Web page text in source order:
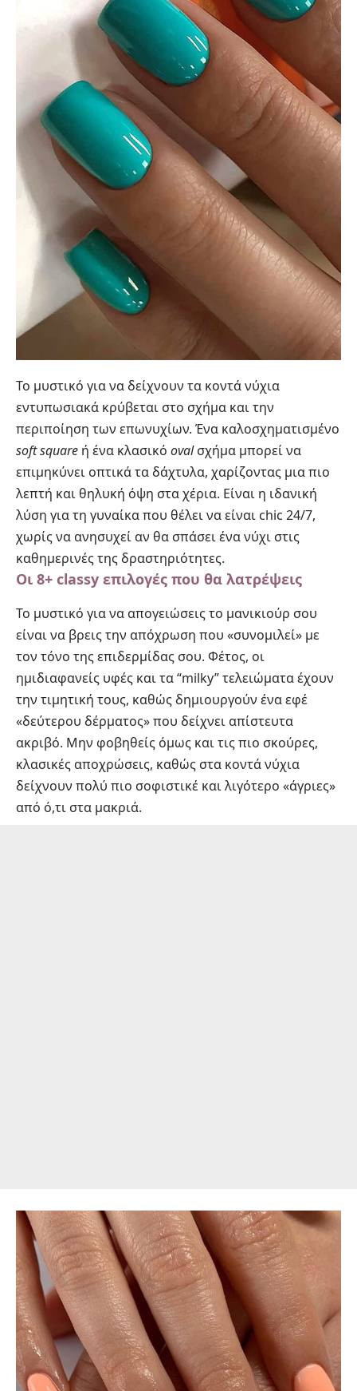
Το μυστικό για να δείχνουν τα κοντά νύχια
εντυπωσιακά κρύβεται στο σχήμα και την
περιποίηση των επωνυχίων. Ένα καλοσχηματισμένο
soft square ή ένα κλασικό ovalσχήμα μπορεί να
επιμηκύνει οπτικά τα δάχτυλα, χαρίζοντας μια πιο
λεπτή και θηλυκή όψη στα χέρια. Είναι η ιδανική
λύση για τη γυναίκα που θέλει να είναι chic 24/7,
χωρίς να ανησυχεί αν θα σπάσει ένα νύχι στις
καθημερινές της δραστηριότητες.
Οι 8+ classy επιλογές που θα λατρέψεις
Το μυστικό για να απογειώσεις το μανικιούρ σου
είναι να βρεις την απόχρωση που «συνομιλεί» με
τον τόνο της επιδερμίδας σου. Φέτος, οι
ημιδιαφανείς υφές και τα “milky” τελειώματα έχουν
την τιμητική τους, καθώς δημιουργούν ένα εφέ
«δεύτερου δέρματος» που δείχνει απίστευτα
ακριβό. Μην φοβηθείς όμως και τις πιο σκούρες,
κλασικές αποχρώσεις, καθώς στα κοντά νύχια
δείχνουν πολύ πιο σοφιστικέ και λιγότερο «άγριες»
από ό,τι στα μακριά.